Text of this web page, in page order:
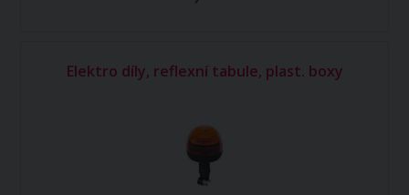
Elektro díly, reflexní tabule, plast. boxy